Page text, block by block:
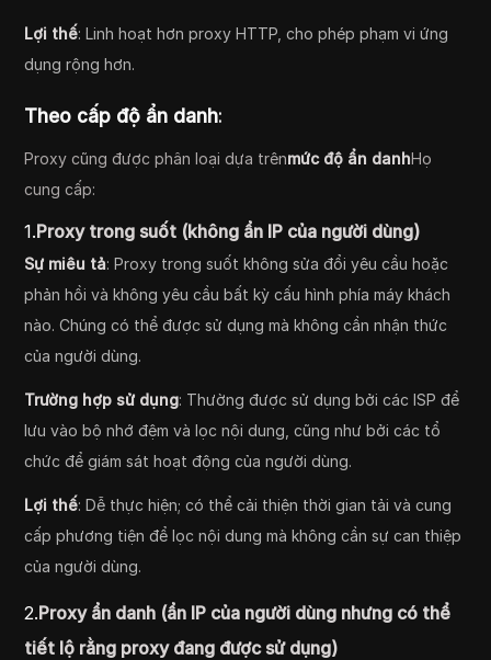
Lợi thế: Linh hoạt hơn proxy HTTP, cho phép phạm vi ứng
dụng rộng hơn.
Theo cấp độ ẩn danh:
Proxy cũng được phân loại dựa trênmức độ ẩn danhHọ
cung cấp:
1.Proxy trong suốt (không ẩn IP của người dùng)
Sự miêu tả: Proxy trong suốt không sửa đổi yêu cầu hoặc
phản hồi và không yêu cầu bất kỳ cấu hình phía máy khách
nào. Chúng có thể được sử dụng mà không cần nhận thức
của người dùng.
Trường hợp sử dụng: Thường được sử dụng bởi các ISP để
lưu vào bộ nhớ đệm và lọc nội dung, cũng như bởi các tổ
chức để giám sát hoạt động của người dùng.
Lợi thế: Dễ thực hiện; có thể cải thiện thời gian tải và cung
cấp phương tiện để lọc nội dung mà không cần sự can thiệp
của người dùng.
2.Proxy ẩn danh (ẩn IP của người dùng nhưng có thể
tiết lộ rằng proxy đang được sử dụng)